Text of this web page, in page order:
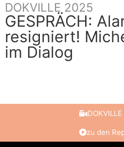
DOKVILLE 2025
GESPRÄCH:
resigniert!
im Dialog
DOKVILLE
zu den